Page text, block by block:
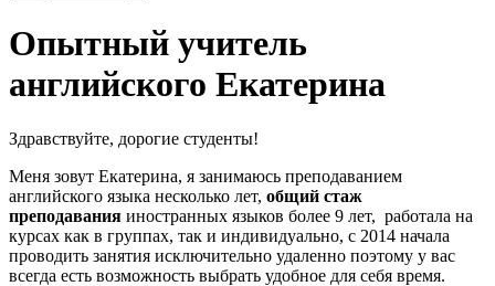
Опытный учитель
английского Екатерина
Здравствуйте, дорогие студенты!
Меня зовут Екатерина, я занимаюсь преподаванием
английского языка несколько лет, общий стаж
преподавания иностранных языков более 9 лет, работала на
курсах как в группах, так и индивидуально, с 2014 начала
проводить занятия исключительно удаленно поэтому у вас
всегда есть возможность выбрать удобное для себя время.